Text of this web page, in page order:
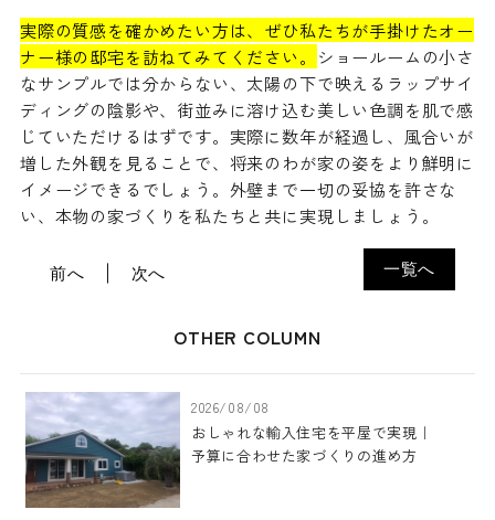
実際の質感を確かめたい方は、ぜひ私たちが手掛けたオー
ナー様の邸宅を訪ねてみてください。 ショールームの小さ
なサンプルでは分からない、太陽の下で映えるラップサイ
ディングの陰影や、街並みに溶け込む美しい色調を肌で感
じていただけるはずです。実際に数年が経過し、風合いが
増した外観を見ることで、将来のわが家の姿をより鮮明に
イメージできるでしょう。外壁まで一切の妥協を許さな
い、本物の家づくりを私たちと共に実現しましょう。
一覧へ
前へ 次へ
OTHER COLUMN
2026/08/08
おしゃれな輸入住宅を平屋で実現｜
予算に合わせた家づくりの進め方